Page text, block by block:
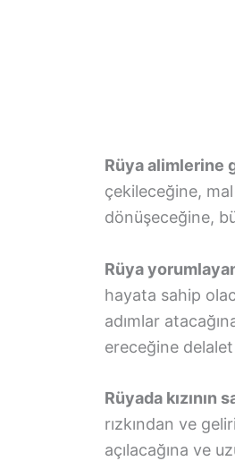
Rüya alimlerine
çekileceğine,
dönüşeceğine,
Rüya
hayata sahip
adımlar
ereceğine delalet
Rüyada kızının
rızkından ve
açılacağına ve